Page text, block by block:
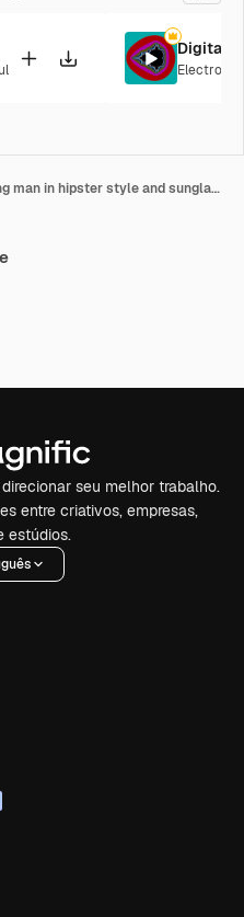
Digital
Electronic
Portrait shot of stylish young man in hipster style and sunglasses looking at camera in the street while holding a skateboard
seu melhor trabalho.
entre criativos, empresas,
estúdios.